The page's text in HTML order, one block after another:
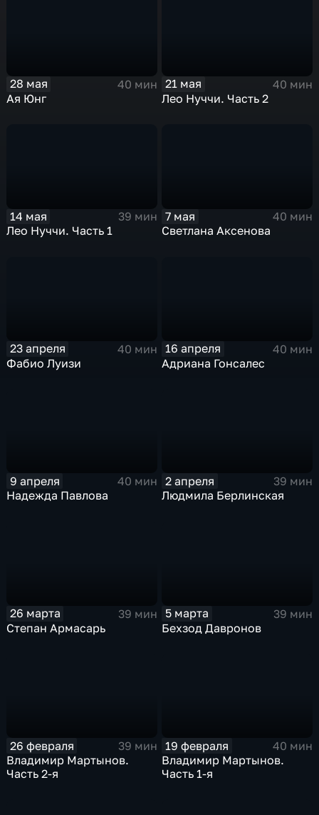
28 мая
40 мин
Ая Юнг
21 мая
40 мин
Лео Нуччи. Часть 2
14 мая
39 мин
Лео Нуччи. Часть 1
7 мая
40 мин
Светлана Аксенова
23 апреля
40 мин
Фабио Луизи
16 апреля
40 мин
Адриана Гонсалес
9 апреля
40 мин
Надежда Павлова
2 апреля
39 мин
Людмила Берлинская
26 марта
39 мин
Степан Армасарь
5 марта
39 мин
Бехзод Давронов
26 февраля
39 мин
Владимир Мартынов.
Часть 2-я
19 февраля
40 мин
Владимир Мартынов.
Часть 1-я